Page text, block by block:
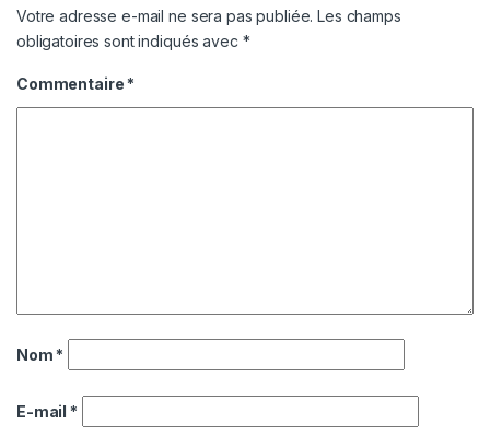
Votre adresse e-mail ne sera pas publiée. Les champs
obligatoires sont indiqués avec *
Commentaire *
Nom *
E-mail *